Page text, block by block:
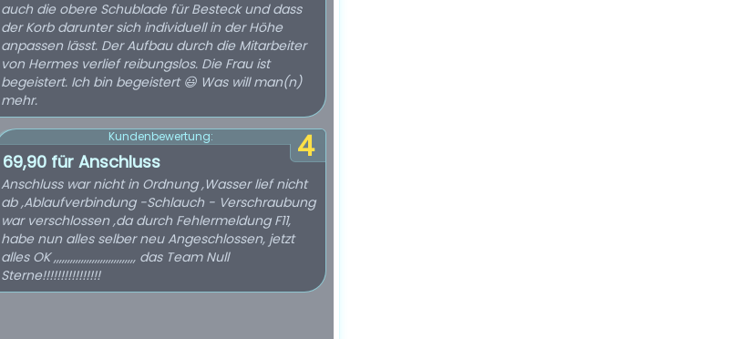
auch die obere Schublade für Besteck und dass
der Korb darunter sich individuell in der Höhe
anpassen lässt. Der Aufbau durch die Mitarbeiter
von Hermes verlief reibungslos. Die Frau ist
begeistert. Ich bin begeistert 😃 Was will man(n)
mehr.
4
Kundenbewertung:
69,90 für Anschluss
Anschluss war nicht in Ordnung ,Wasser lief nicht
ab ,Ablaufverbindung -Schlauch - Verschraubung
war verschlossen ,da durch Fehlermeldung F11,
habe nun alles selber neu Angeschlossen, jetzt
alles OK ,,,,,,,,,,,,,,,,,,,,,,,,,,,,,, das Team Null
Sterne!!!!!!!!!!!!!!!!